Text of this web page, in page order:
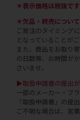
＊表示価格は税抜です
＊欠品・終売について
ご発注のタイミング
となっていることがご
また、商品をお取り
の日数等、お時間が
さいませ。
▶取扱申請書の提出
一部のメーカー・ブ
「取扱申請書」の提
ご不明な場合は、営